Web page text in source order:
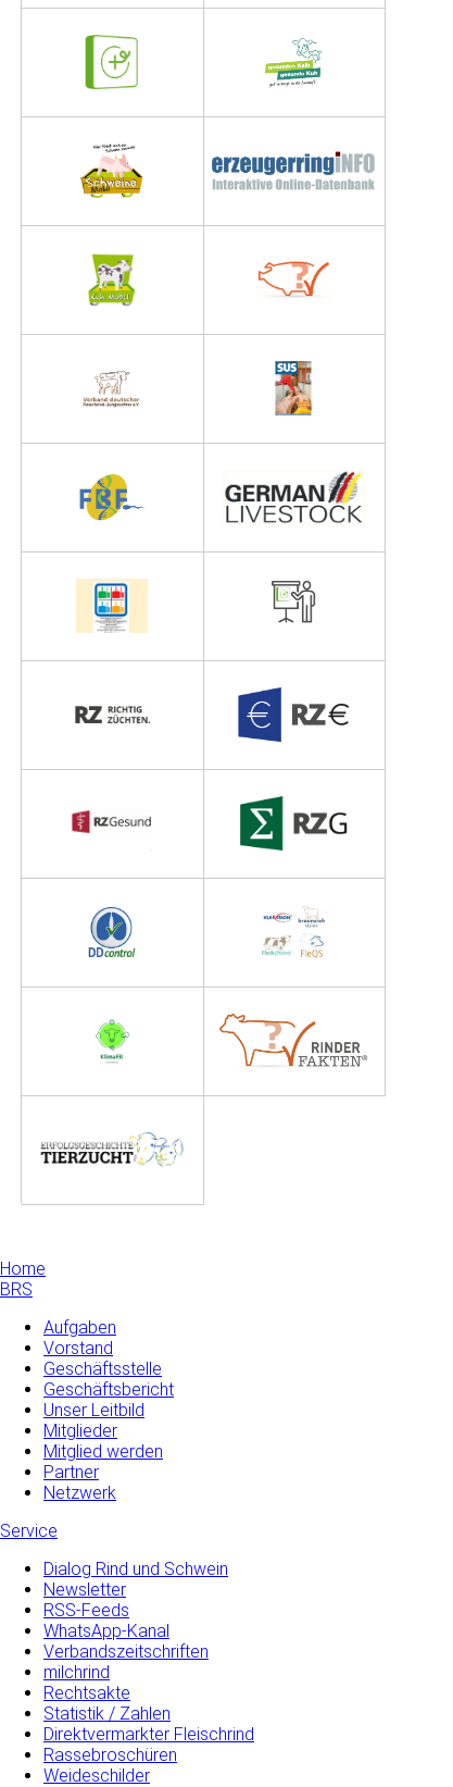
Home
BRS
Aufgaben
Vorstand
Geschäftsstelle
Geschäftsbericht
Unser Leitbild
Mitglieder
Mitglied werden
Partner
Netzwerk
Service
Dialog Rind und Schwein
Newsletter
RSS-Feeds
WhatsApp-Kanal
Verbandszeitschriften
milchrind
Rechtsakte
Statistik / Zahlen
Direktvermarkter Fleischrind
Rassebroschüren
Weideschilder